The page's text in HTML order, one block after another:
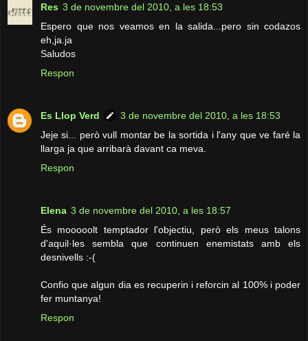
Res 3 de novembre del 2010, a les 18:53
Espero que nos veamos en la salida...pero sin codazos
eh,ja.ja
Saludos
Respon
Es Llop Verd
3 de novembre del 2010, a les 18:53
Jeje si... però vull montar be la sortida i l'any que ve faré la
llarga ja que arribarà davant ca meva.
Respon
Elena 3 de novembre del 2010, a les 18:57
És mooooolt temptador l'objectiu, però els meus talons
d'aquil·les sembla que continuen enemistats amb els
desnivells :-(
Confio que algun dia es recuperin i reforcin al 100% i poder
fer muntanya!
Respon